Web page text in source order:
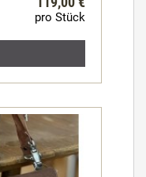
pro Stück